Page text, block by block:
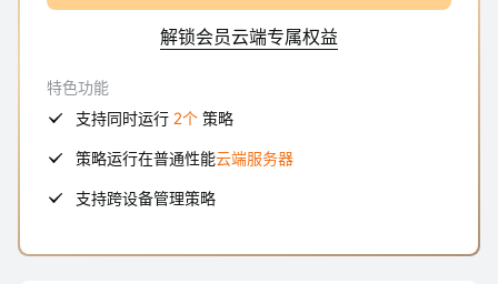
解锁会员云端专属权益
特色功能
支持同时运行 2个 策略
策略运行在普通性能云端服务器
支持跨设备管理策略